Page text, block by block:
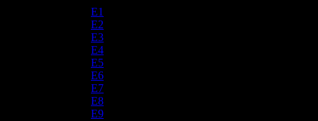
E1
E2
E3
E4
E5
E6
E7
E8
E9